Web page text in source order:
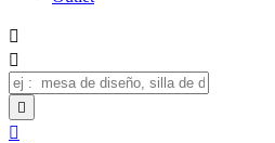



